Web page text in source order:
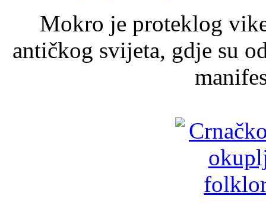
Mokro je proteklog
antičkog svijeta, gdje su